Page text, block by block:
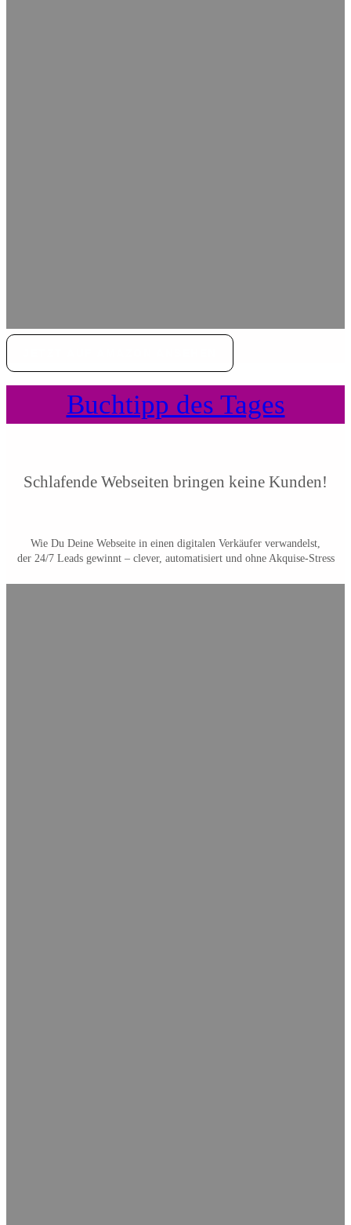
Buchtipp des Tages
Schlafende Webseiten bringen keine Kunden!
Wie Du Deine Webseite in einen digitalen Verkäufer verwandelst,
der 24/7 Leads gewinnt – clever, automatisiert und ohne Akquise-Stress